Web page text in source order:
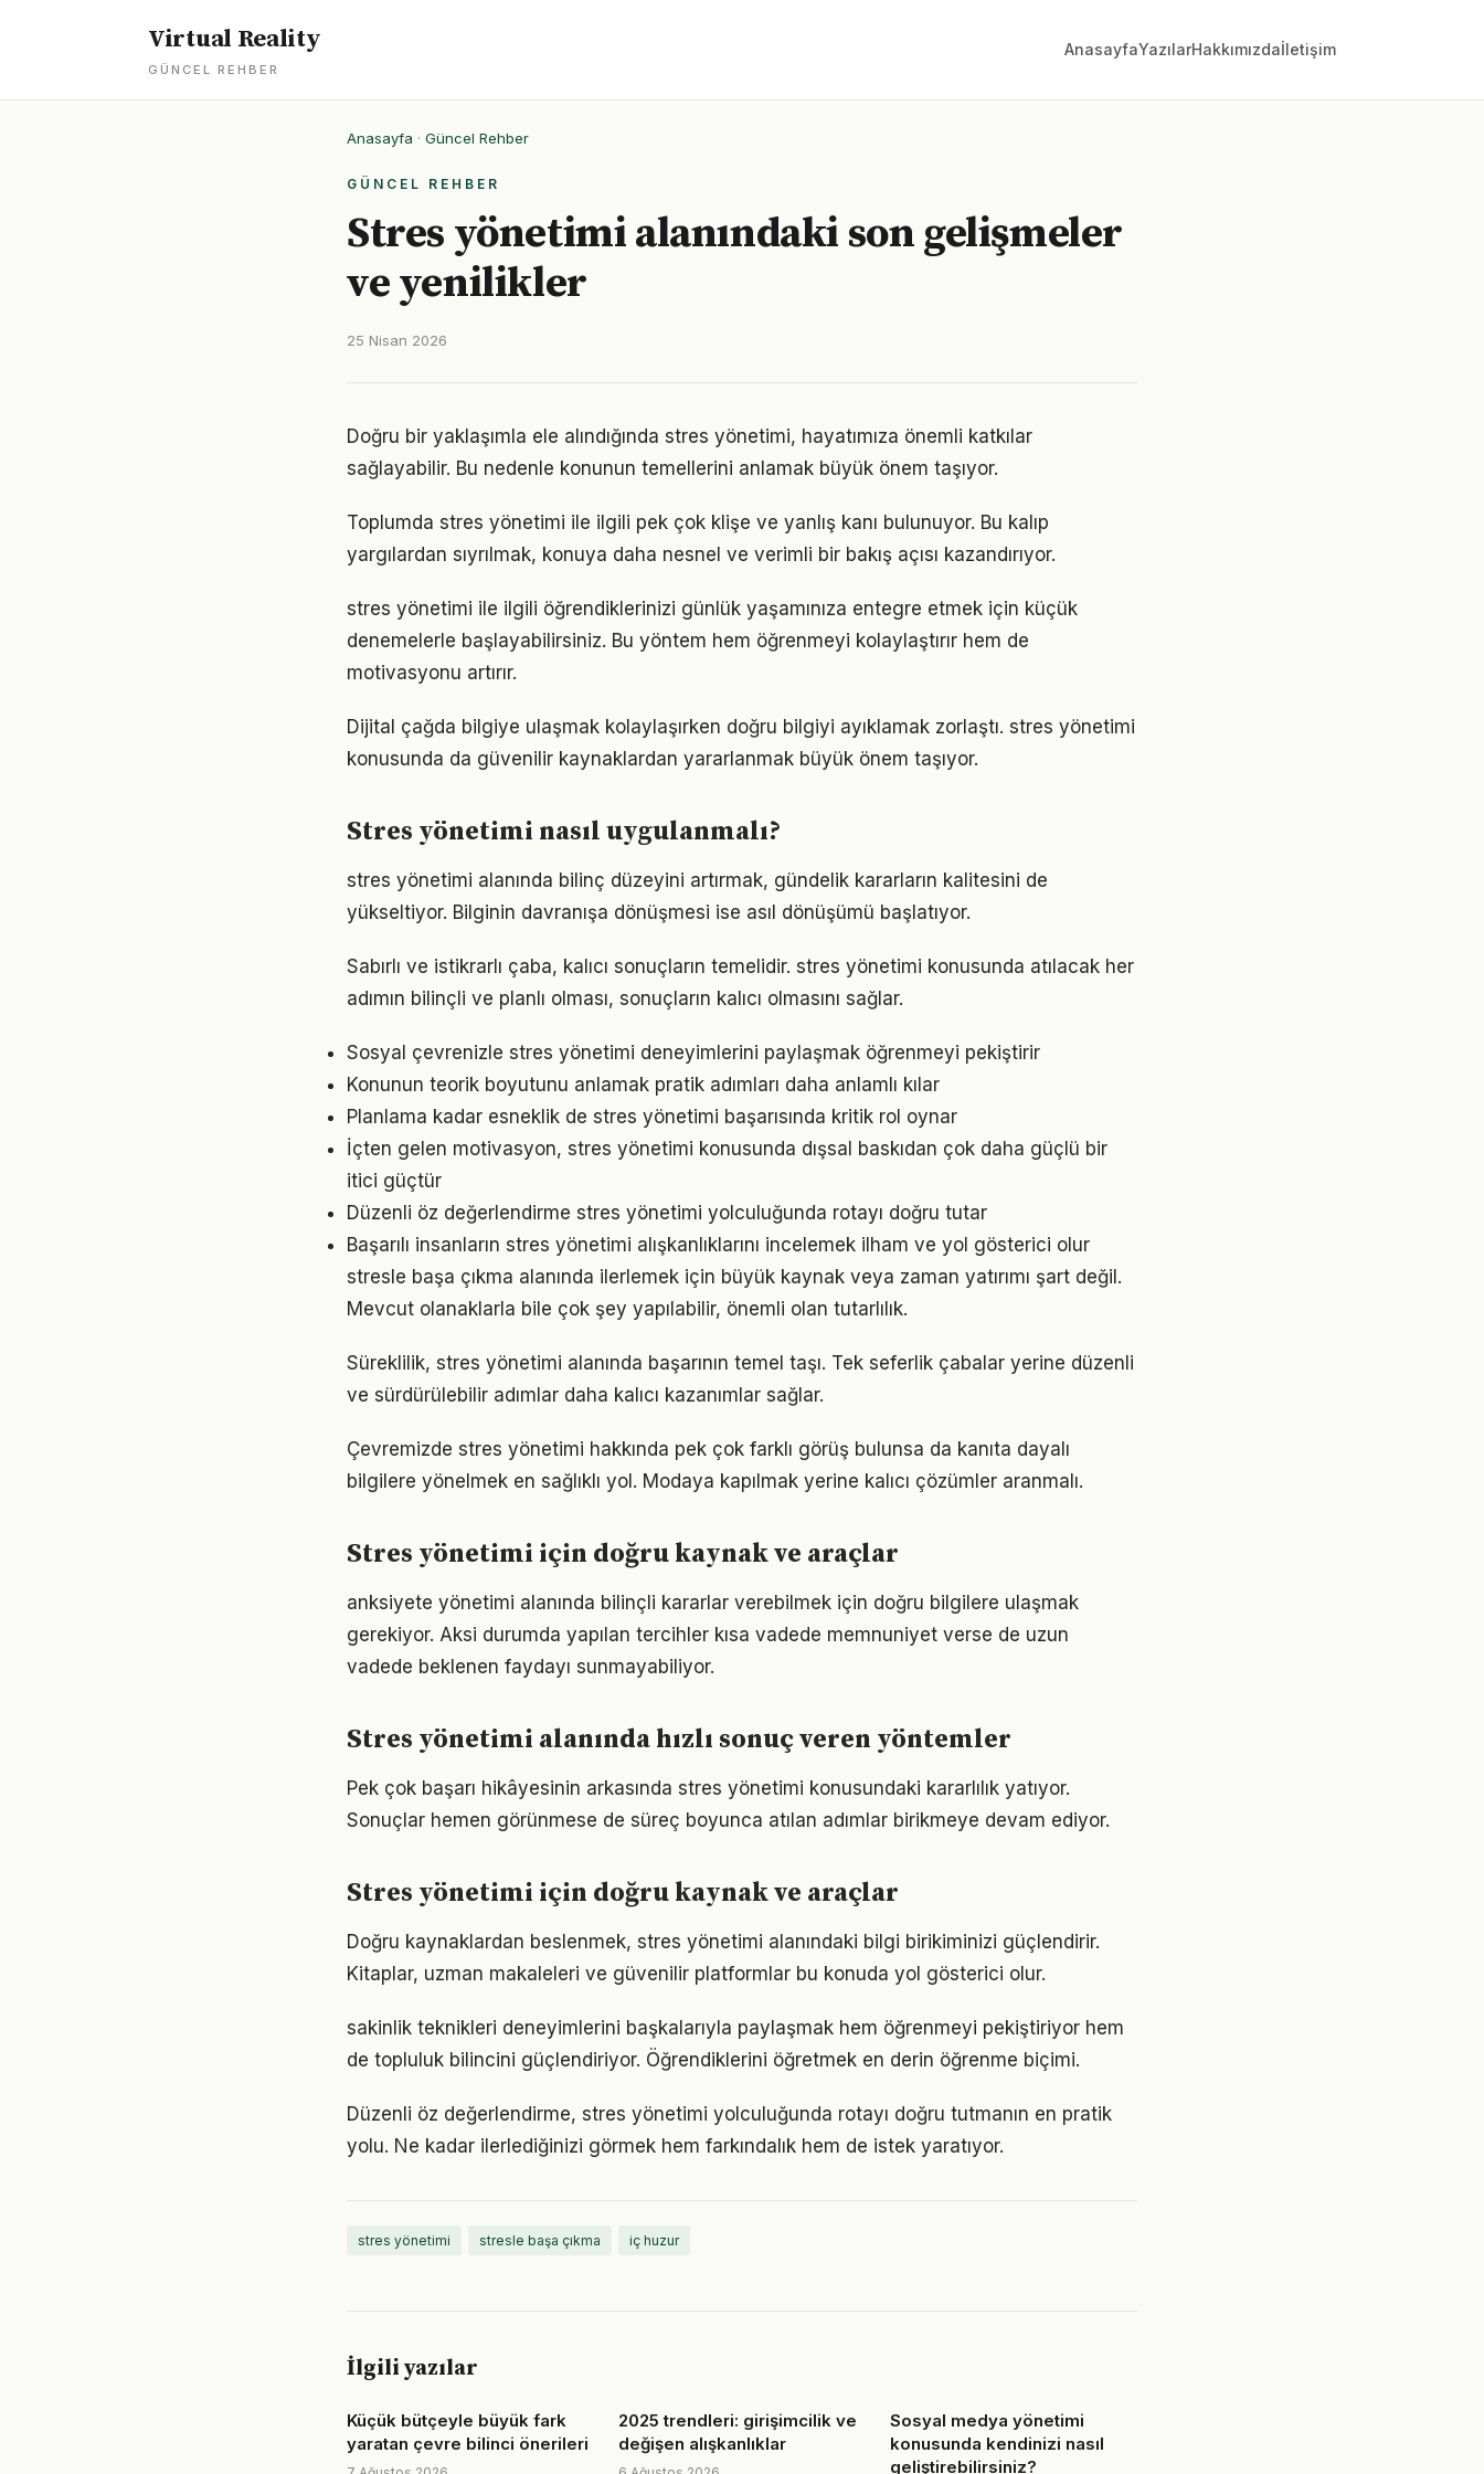
Virtual Reality
GÜNCEL REHBER
AnasayfaYazılarHakkımızdaİletişim
Anasayfa · Güncel Rehber
GÜNCEL REHBER
Stres yönetimi alanındaki son gelişmeler
ve yenilikler
25 Nisan 2026
Doğru bir yaklaşımla ele alındığında stres yönetimi, hayatımıza önemli katkılar
sağlayabilir. Bu nedenle konunun temellerini anlamak büyük önem taşıyor.
Toplumda stres yönetimi ile ilgili pek çok klişe ve yanlış kanı bulunuyor. Bu kalıp
yargılardan sıyrılmak, konuya daha nesnel ve verimli bir bakış açısı kazandırıyor.
stres yönetimi ile ilgili öğrendiklerinizi günlük yaşamınıza entegre etmek için küçük
denemelerle başlayabilirsiniz. Bu yöntem hem öğrenmeyi kolaylaştırır hem de
motivasyonu artırır.
Dijital çağda bilgiye ulaşmak kolaylaşırken doğru bilgiyi ayıklamak zorlaştı. stres yönetimi
konusunda da güvenilir kaynaklardan yararlanmak büyük önem taşıyor.
Stres yönetimi nasıl uygulanmalı?
stres yönetimi alanında bilinç düzeyini artırmak, gündelik kararların kalitesini de
yükseltiyor. Bilginin davranışa dönüşmesi ise asıl dönüşümü başlatıyor.
Sabırlı ve istikrarlı çaba, kalıcı sonuçların temelidir. stres yönetimi konusunda atılacak her
adımın bilinçli ve planlı olması, sonuçların kalıcı olmasını sağlar.
Sosyal çevrenizle stres yönetimi deneyimlerini paylaşmak öğrenmeyi pekiştirir
Konunun teorik boyutunu anlamak pratik adımları daha anlamlı kılar
Planlama kadar esneklik de stres yönetimi başarısında kritik rol oynar
İçten gelen motivasyon, stres yönetimi konusunda dışsal baskıdan çok daha güçlü bir
itici güçtür
Düzenli öz değerlendirme stres yönetimi yolculuğunda rotayı doğru tutar
Başarılı insanların stres yönetimi alışkanlıklarını incelemek ilham ve yol gösterici olur
stresle başa çıkma alanında ilerlemek için büyük kaynak veya zaman yatırımı şart değil.
Mevcut olanaklarla bile çok şey yapılabilir, önemli olan tutarlılık.
Süreklilik, stres yönetimi alanında başarının temel taşı. Tek seferlik çabalar yerine düzenli
ve sürdürülebilir adımlar daha kalıcı kazanımlar sağlar.
Çevremizde stres yönetimi hakkında pek çok farklı görüş bulunsa da kanıta dayalı
bilgilere yönelmek en sağlıklı yol. Modaya kapılmak yerine kalıcı çözümler aranmalı.
Stres yönetimi için doğru kaynak ve araçlar
anksiyete yönetimi alanında bilinçli kararlar verebilmek için doğru bilgilere ulaşmak
gerekiyor. Aksi durumda yapılan tercihler kısa vadede memnuniyet verse de uzun
vadede beklenen faydayı sunmayabiliyor.
Stres yönetimi alanında hızlı sonuç veren yöntemler
Pek çok başarı hikâyesinin arkasında stres yönetimi konusundaki kararlılık yatıyor.
Sonuçlar hemen görünmese de süreç boyunca atılan adımlar birikmeye devam ediyor.
Stres yönetimi için doğru kaynak ve araçlar
Doğru kaynaklardan beslenmek, stres yönetimi alanındaki bilgi birikiminizi güçlendirir.
Kitaplar, uzman makaleleri ve güvenilir platformlar bu konuda yol gösterici olur.
sakinlik teknikleri deneyimlerini başkalarıyla paylaşmak hem öğrenmeyi pekiştiriyor hem
de topluluk bilincini güçlendiriyor. Öğrendiklerini öğretmek en derin öğrenme biçimi.
Düzenli öz değerlendirme, stres yönetimi yolculuğunda rotayı doğru tutmanın en pratik
yolu. Ne kadar ilerlediğinizi görmek hem farkındalık hem de istek yaratıyor.
stres yönetimi stresle başa çıkma iç huzur
İlgili yazılar
Küçük bütçeyle büyük fark
yaratan çevre bilinci önerileri
2025 trendleri: girişimcilik ve
değişen alışkanlıklar
Sosyal medya yönetimi
konusunda kendinizi nasıl
geliştirebilirsiniz?